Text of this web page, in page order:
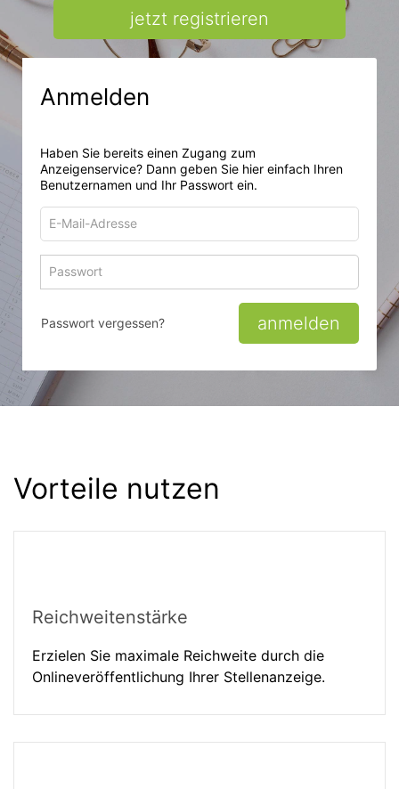
jetzt registrieren
Anmelden
Haben Sie bereits einen Zugang zum
Anzeigenservice? Dann geben Sie hier einfach Ihren
Benutzernamen und Ihr Passwort ein.
Adresse
zum
Anmelden
anmelden
Passwort vergessen?
Vorteile nutzen
Reichweitenstärke
Erzielen Sie maximale Reichweite durch die
Onlineveröffentlichung Ihrer Stellenanzeige.